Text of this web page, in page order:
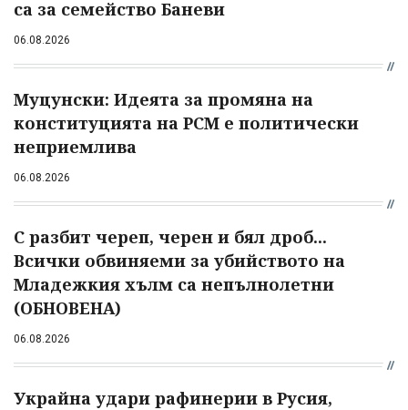
са за семейство Баневи
06.08.2026
Муцунски: Идеята за промяна на
конституцията на РСМ е политически
неприемлива
06.08.2026
С разбит череп, черен и бял дроб...
Всички обвиняеми за убийството на
Младежкия хълм са непълнолетни
(ОБНОВЕНА)
06.08.2026
Украйна удари рафинерии в Русия,